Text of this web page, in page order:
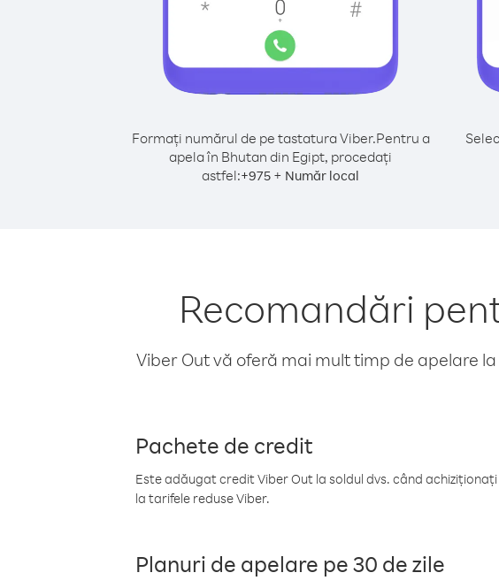
Formați numărul de pe tastatura Viber.Pentru a
apela în Bhutan din Egipt, procedați
astfel:+975 + Număr local
Recomandări
Viber Out vă oferă mai mult timp de apelare
Pachete de credit
Este adăugat credit Viber Out la soldul dvs. când
la tarifele reduse Viber.
Planuri de apelare pe 30 de zile